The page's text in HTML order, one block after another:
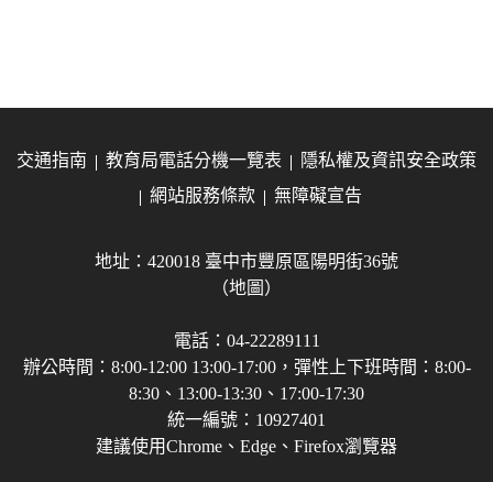
交通指南 教育局電話分機一覽表
隱私權及資訊安全政策
網站服務條款
無障礙宣告
地址：420018 臺中市豐原區陽明街36號
（地圖）
電話：04-22289111
辦公時間：8:00-12:00 13:00-17:00，彈性上下班時間：8:00-
8:30、13:00-13:30、17:00-17:30
統一編號：10927401
建議使用Chrome、Edge、Firefox瀏覽器